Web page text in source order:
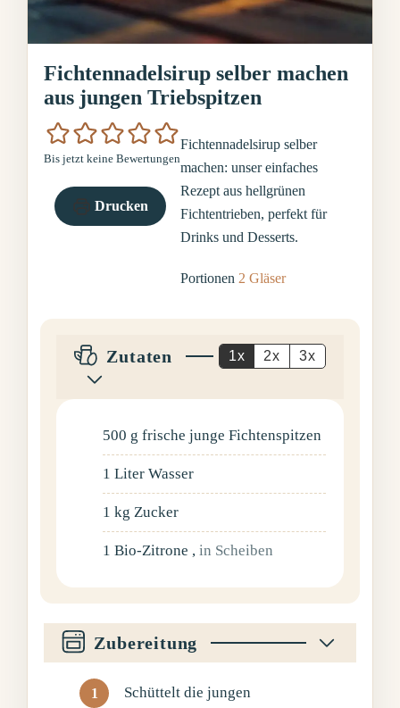
Fichtennadelsirup selber machen
aus jungen Triebspitzen
Bis jetzt keine Bewertungen
Drucken
Fichtennadelsirup selber
machen: unser einfaches
Rezept aus hellgrünen
Fichtentrieben, perfekt für
Drinks und Desserts.
Portionen 2 Gläser
Zutaten 1x 2x 3x
500 g frische junge Fichtenspitzen
1 Liter Wasser
1 kg Zucker
1 Bio-Zitrone ,in Scheiben
Zubereitung
Schüttelt die jungen